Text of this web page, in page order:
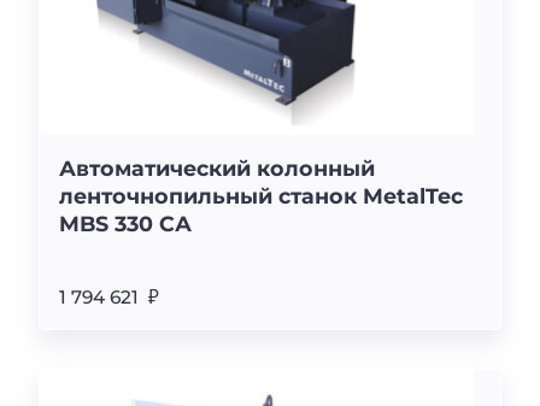
Автоматический колонный
ленточнопильный станок MetalTec
MBS 330 CА
1 794 621 ₽